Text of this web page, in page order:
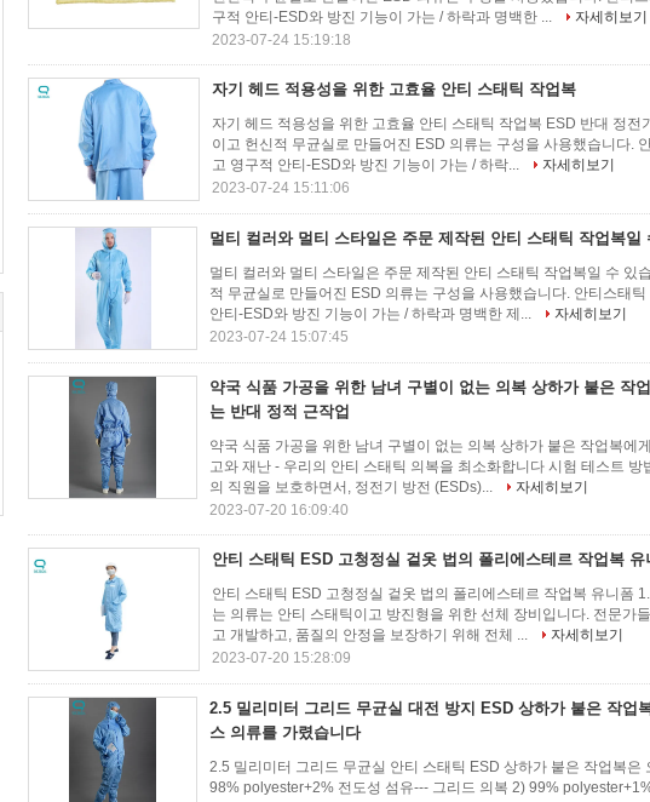
구적 안티-ESD와 방진 기능이 가는 / 하락과 명백한 ...
자세히보기
2023-07-24 15:19:18
자기 헤드 적용성을 위한 고효율 안티 스태틱 작업복
자기 헤드 적용성을 위한 고효율 안티 스태틱 작업복 ESD 반대 정전
이고 헌신적 무균실로 만들어진 ESD 의류는 구성을 사용했습니다.
고 영구적 안티-ESD와 방진 기능이 가는 / 하락...
자세히보기
2023-07-24 15:11:06
멀티 컬러와 멀티 스타일은 주문 제작된 안티 스태틱 작업복일
멀티 컬러와 멀티 스타일은 주문 제작된 안티 스태틱 작업복일 수 있
적 무균실로 만들어진 ESD 의류는 구성을 사용했습니다. 안티스태
안티-ESD와 방진 기능이 가는 / 하락과 명백한 제...
자세히보기
2023-07-24 15:07:45
약국 식품 가공을 위한 남녀 구별이 없는 의복 상하가 붙은 작
는 반대 정적 근작업
약국 식품 가공을 위한 남녀 구별이 없는 의복 상하가 붙은 작업복에
고와 재난 - 우리의 안티 스태틱 의복을 최소화합니다 시험 테스트
의 직원을 보호하면서, 정전기 방전 (ESDs)...
자세히보기
2023-07-20 16:09:40
안티 스태틱 ESD 고청정실 겉옷 법의 폴리에스테르 작업복 유
안티 스태틱 ESD 고청정실 겉옷 법의 폴리에스테르 작업복 유니폼
는 의류는 안티 스태틱이고 방진형을 위한 선체 장비입니다. 전문가
고 개발하고, 품질의 안정을 보장하기 위해 전체 ...
자세히보기
2023-07-20 15:28:09
2.5 밀리미터 그리드 무균실 대전 방지 ESD 상하가 붙은 작업
스 의류를 가렸습니다
2.5 밀리미터 그리드 무균실 안티 스태틱 ESD 상하가 붙은 작업복은
98% polyester+2% 전도성 섬유--- 그리드 의복 2) 99%